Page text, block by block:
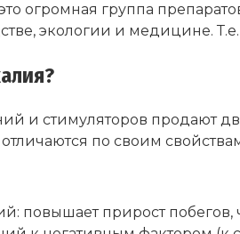
огромная группа
экологии и медицине.
и стимуляторов продают
по своим
повышает прирост